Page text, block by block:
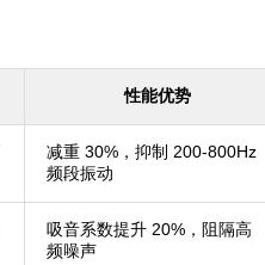
性能优势
减重 30%，抑制 200-800Hz
频段振动
吸音系数提升 20%，阻隔高
频噪声